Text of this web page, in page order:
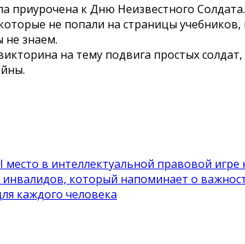
приурочена к Дню Неизвестного
не попали на страницы учебников,
не знаем.
на тему подвига простых
место в интеллектуальной правовой
который напоминает о
каждого человека